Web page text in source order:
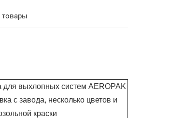
для выхлопных систем AEROPAK
с завода, несколько цветов и
краски